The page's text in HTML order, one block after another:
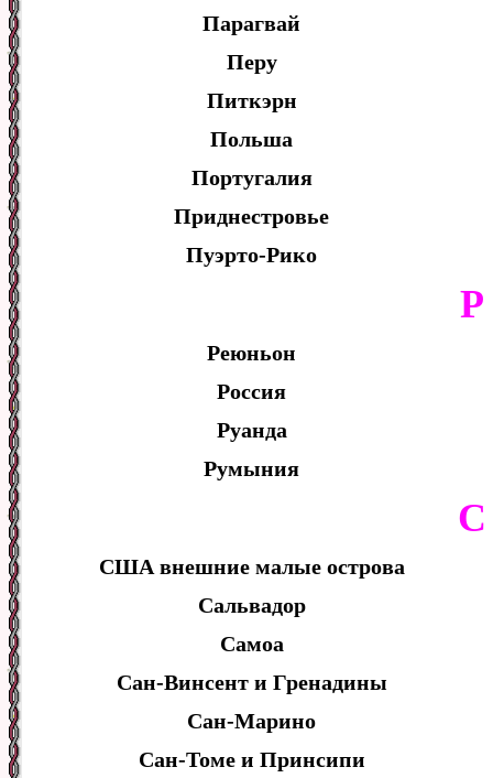
Парагвай
Перу
Питкэрн
Польша
Португалия
Приднестровье
Пуэрто-Рико
Р
Реюньон
Россия
Руанда
Румыния
С
США внешние малые острова
Сальвадор
Самоа
Сан-Винсент и Гренадины
Сан-Марино
Сан-Томе и Принсипи